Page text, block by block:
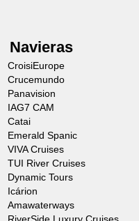
Navieras
CroisiEurope
Crucemundo
Panavision
IAG7 CAM
Catai
Emerald Spanic
VIVA Cruises
TUI River Cruises
Dynamic Tours
Icárion
Amawaterways